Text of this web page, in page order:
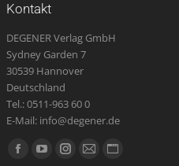
Kontakt
DEGENER Verlag GmbH
Sydney Garden 7
30539 Hannover
Deutschland
Tel.: 0511-963 60 0
E-Mail: info@degener.de
Finden Sie uns auf:
FacebookYouTubeInstagram
E-
Website